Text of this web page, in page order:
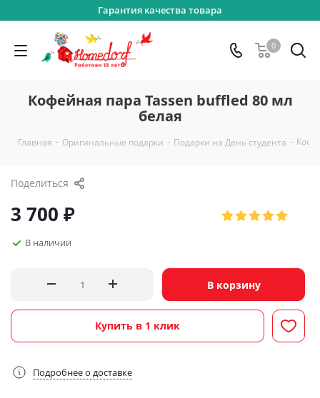
Гарантия качества товара
0
Кофейная пара Tassen buffled 80 мл
белая
Главная - Оригинальные подарки - Подарки на День студента -
Поделиться
3 700 ₽
В наличии
В корзину
Купить в 1 клик
Подробнее о доставке